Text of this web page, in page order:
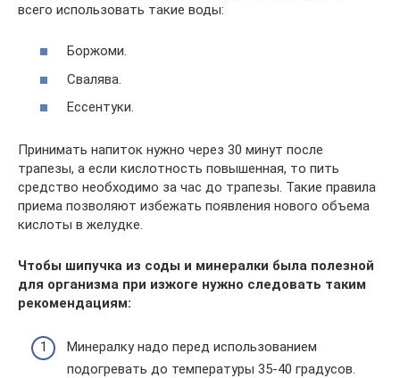
всего использовать такие воды:
Боржоми.
Свалява.
Ессентуки.
Принимать напиток нужно через 30 минут после
трапезы, а если кислотность повышенная, то пить
средство необходимо за час до трапезы. Такие правила
приема позволяют избежать появления нового объема
кислоты в желудке.
Чтобы шипучка из соды и минералки была полезной
для организма при изжоге нужно следовать таким
рекомендациям:
Минералку надо перед использованием
подогревать до температуры 35-40 градусов.